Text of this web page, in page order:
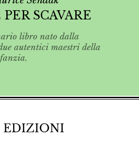
SCAVARE
libro nato dalla
autentici maestri della